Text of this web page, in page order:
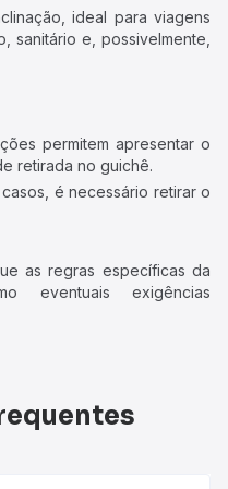
ideal para viagens
sanitário e, possivelmente,
permitem apresentar o
retirada no guichê.
é necessário retirar o
as regras específicas da
eventuais exigências